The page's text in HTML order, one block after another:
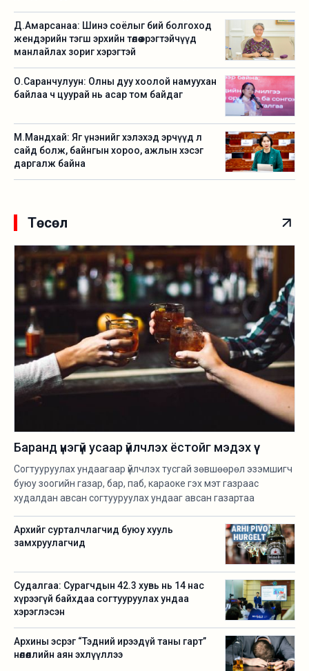
онцолж цуврал контент бэлтгэн хүргэж байгаа билээ. Эхний
зочноор ХҮН-аас УИХ-д сонгогдон ажиллаж буй Лутаагийн
Энхнасанг урьж мэдлэг, туршлага, үзэл санаа, үнэт мөн
чанарыг нь илүү ойроос таниулахыг зорилоо.
Д.Амарсанаа: Шинэ соёлыг бий болгоход
жендэрийн тэгш эрхийн төлөө эрэгтэйчүүд
манлайлах зориг хэрэгтэй
О.Саранчулуун: Олны дуу хоолой намуухан
байлаа ч цуурай нь асар том байдаг
М.Мандхай: Яг үнэнийг хэлэхэд эрчүүд л
сайд болж, байнгын хороо, ажлын хэсэг
даргалж байна
Төсөл
Баранд үнэгүй усаар үйлчлэх ёстойг мэдэх үү
Согтууруулах ундаагаар үйлчлэх тусгай зөвшөөрөл эзэмшигч
буюу зоогийн газар, бар, паб, караоке гэх мэт газраас
худалдан авсан согтууруулах ундааг авсан газартаа
газар, бар, паб, караоке ажиллуулдаг, тэнд үйлчилгээ үзүүлдэг
бол “Ахдаа, эгчдээ, анддаа ганц шил “юм” менюнийхээ үнээр
өгчих, 10 пиво аваад явчихъя, алив зарчих” гэж гуйж шалдаг
хүмүүст зоригтойгоор татгалзаж сураарай.
Архийг сурталчлагчид буюу хууль
замхруулагчид
Судалгаа: Сурагчдын 42.3 хувь нь 14 нас
хүрээгүй байхдаа согтууруулах ундаа
хэрэглэсэн
Архины эсрэг “Тэдний ирээдүй таны гарт”
нөлөөллийн аян эхлүүллээ